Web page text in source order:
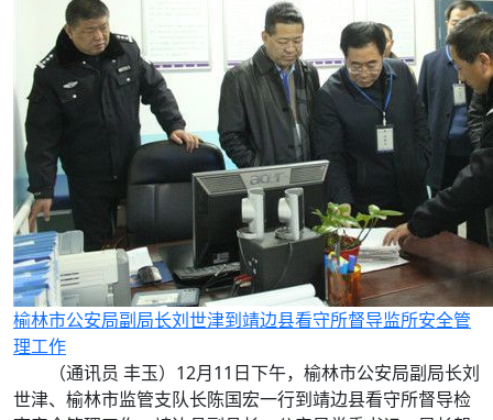
榆林市公安局副局长刘世津到靖边县看守所督导监所安全管
理工作
（通讯员 丰玉）12月11日下午，榆林市公安局副局长刘
世津、榆林市监管支队长陈国宏一行到靖边县看守所督导检